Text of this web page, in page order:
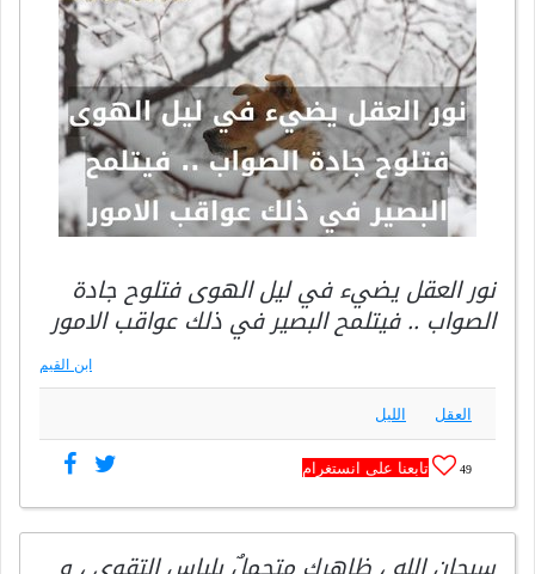
نور العقل يضيء في ليل الهوى فتلوح جادة
الصواب .. فيتلمح البصير في ذلك عواقب الامور
ابن القيم
العقل الليل
49 تابعنا على انستغرام